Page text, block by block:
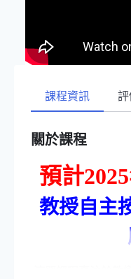
課程資訊 評
關於課程
預計
教授自主